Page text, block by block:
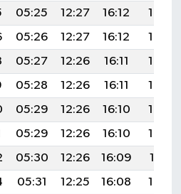
05:25 12:27 16:12
19:18
05:26 12:27 16:12
19:17
05:27 12:26 16:11
19:16
05:28 12:26 16:11
19:15
05:29 12:26 16:10
19:13
05:29 12:26 16:10
19:12
05:30 12:26 16:09
19:11
05:31 12:25 16:08
19:10